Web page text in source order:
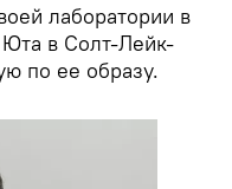
лаборатории в
Юта в Солт-Лейк-
по ее образу.